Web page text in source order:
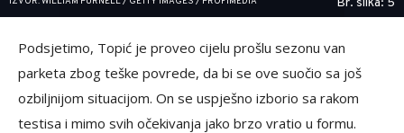
Podsjetimo, Topić je proveo cijelu prošlu sezonu van
parketa zbog teške povrede, da bi se ove suočio sa još
ozbiljnijom situacijom. On se uspješno izborio sa rakom
testisa i mimo svih očekivanja jako brzo vratio u formu.